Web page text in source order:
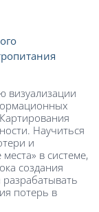
визуализации
Научиться
и
в системе,
создания
потерь в